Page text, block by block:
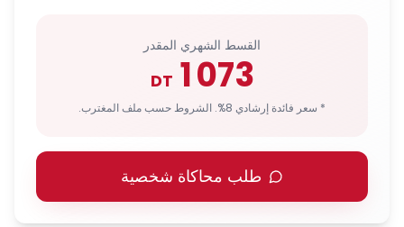
القسط الشهري المقدر
1 073
DT
* سعر فائدة إرشادي 8%. الشروط حسب ملف المغترب.
طلب محاكاة شخصية